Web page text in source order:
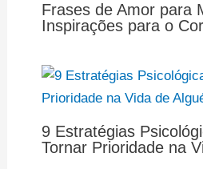
Frases de Amor para
Inspirações para o
9 Estratégias
Tornar Prioridade na